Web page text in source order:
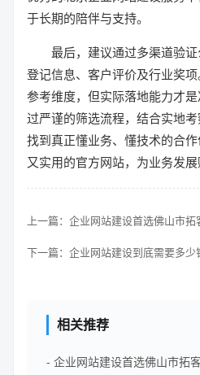
于长期的陪伴与支持。
最后，建议通过多渠道验
登记信息、客户评价及行业奖
参考维度，但实际落地能力才
过严谨的筛选流程，结合实地
找到真正懂业务、懂技术的合
又实用的官方网站，为业务发展
上一篇： 企业网站建设首选佛山市拓
下一篇： 企业网站建设到底需要多少
相关推荐